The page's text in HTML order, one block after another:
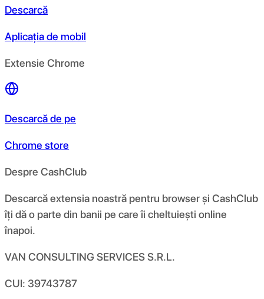
Descarcă
Aplicația de mobil
Extensie Chrome
Descarcă de pe
Chrome store
Despre CashClub
Descarcă extensia noastră pentru browser și CashClub
îți dă o parte din banii pe care îi cheltuiești online
înapoi.
VAN CONSULTING SERVICES S.R.L.
CUI: 39743787